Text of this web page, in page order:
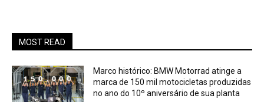
MOST READ
Marco histórico: BMW Motorrad atinge a
marca de 150 mil motocicletas produzidas
no ano do 10º aniversário de sua planta